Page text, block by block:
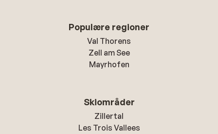
Populære regioner
Val Thorens
Zell am See
Mayrhofen
Skiområder
Zillertal
Les Trois Vallees